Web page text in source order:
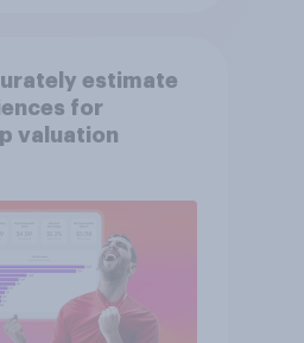
estimate
for
valuation